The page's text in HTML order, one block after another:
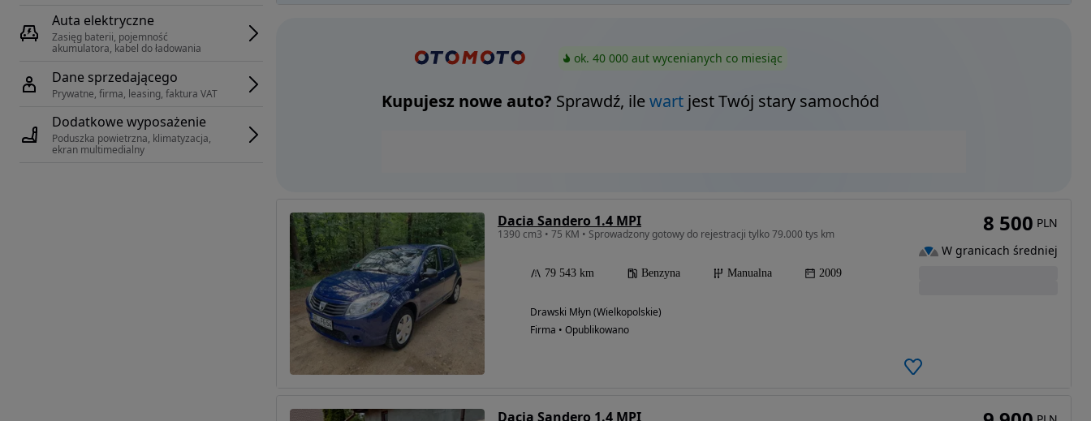
Auta elektryczne
Zasięg baterii, pojemność
akumulatora, kabel do ładowania
Dane sprzedającego
Prywatne, firma, leasing, faktura VAT
Dodatkowe wyposażenie
Poduszka powietrzna, klimatyzacja,
ekran multimedialny
ok. 40 000 aut wycenianych co miesiąc
Kupujesz nowe auto? Sprawdź, ilewartjest Twój stary samochód
Dacia Sandero 1.4 MPI
1390 cm3 • 75 KM • Sprowadzony gotowy do rejestracji tylko 79.000 tys km
79 543 km Benzyna Manualna 2009
Drawski Młyn (Wielkopolskie)
Firma • Opublikowano
8 500 PLN
W granicach średniej
Dacia Sandero 1.4 MPI